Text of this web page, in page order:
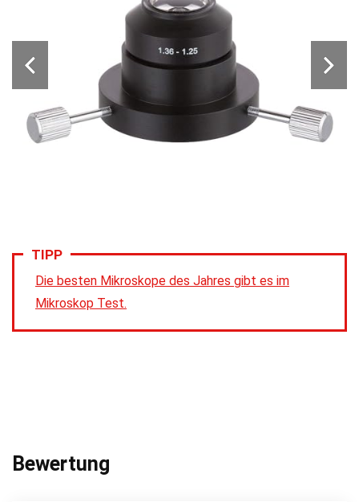
TIPP
Die besten Mikroskope des Jahres gibt es im
Mikroskop Test.
Bewertung